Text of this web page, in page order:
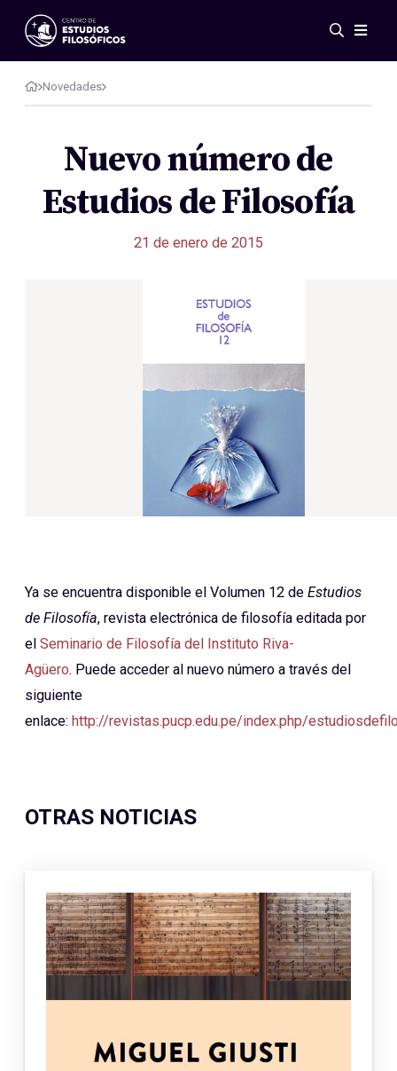
Eventos
Novedades
Investigación
Publicaciones
Galería
Acerca de nosotros
Novedades
Nuevo número de
Estudios de Filosofía
21 de enero de 2015
Ya se encuentra disponible el Volumen 12 de Estudios
de Filosofía, revista electrónica de filosofía editada por
el Seminario de Filosofía del Instituto Riva-
Agüero. Puede acceder al nuevo número a través del
siguiente
enlace: http://revistas.pucp.edu.pe/index.php/
OTRAS NOTICIAS